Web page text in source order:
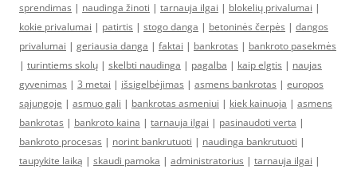
sprendimas | naudinga žinoti | tarnauja ilgai | blokelių privalumai |
kokie privalumai | patirtis | stogo danga | betoninės čerpės | dangos
privalumai | geriausia danga | faktai | bankrotas | bankroto pasekmės
| turintiems skolų | skelbti naudinga | pagalba | kaip elgtis | naujas
gyvenimas | 3 metai | išsigelbėjimas | asmens bankrotas | europos
sąjungoje | asmuo gali | bankrotas asmeniui | kiek kainuoja | asmens
bankrotas | bankroto kaina | tarnauja ilgai | pasinaudoti verta |
bankroto procesas | norint bankrutuoti | naudinga bankrutuoti |
taupykite laiką | skaudi pamoka | administratorius | tarnauja ilgai |